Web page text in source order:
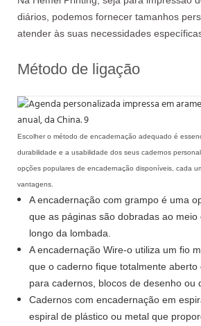
diários, podemos fornecer tamanhos
atender às suas necessidades
Método de ligação
Escolher o método de encadernação adequado é
durabilidade e a usabilidade dos seus cadernos
opções populares de encadernação disponíveis, cada
vantagens.
A encadernação com grampo é uma
que as páginas são dobradas ao
longo da lombada.
A encadernação Wire-o utiliza um fio
que o caderno fique totalmente aberto
para cadernos, blocos de desenho ou
Cadernos com encadernação em
espiral de plástico ou metal que